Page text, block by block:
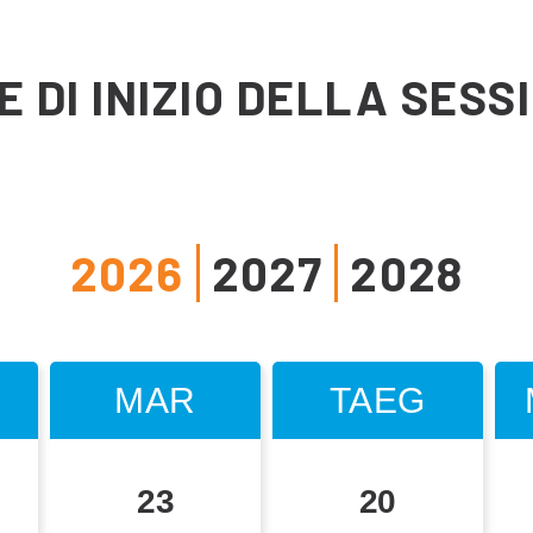
DI INIZIO DELLA
2026 2027 2028
MAR
23
TAEG
20
MAR
22
TAEG
19
MAR
13
TAEG
10